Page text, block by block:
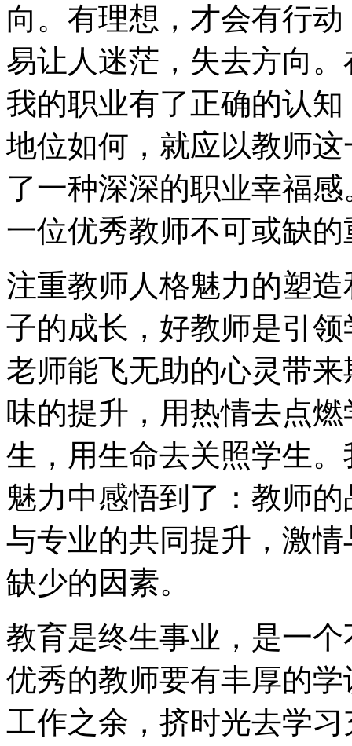
向。有理想，才会有行
易让人迷茫，失去方向
我的职业有了正确的认
地位如何，就应以教师
了一种深深的职业幸福
一位优秀教师不可或缺
注重教师人格魅力的塑
子的成长，好教师是引
老师能飞无助的心灵带
味的提升，用热情去点
生，用生命去关照学生
魅力中感悟到了：教师
与专业的共同提升，激
缺少的因素。
教育是终生事业，是一
优秀的教师要有丰厚的
工作之余，挤时光去学